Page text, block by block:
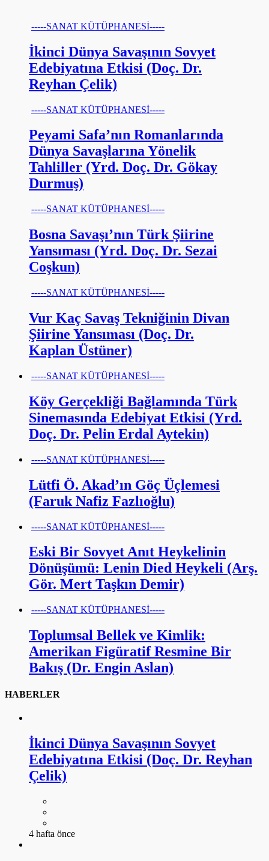
-----SANAT KÜTÜPHANESİ-----
İkinci Dünya Savaşının Sovyet
Edebiyatına Etkisi (Doç. Dr.
Reyhan Çelik)
-----SANAT KÜTÜPHANESİ-----
Peyami Safa’nın Romanlarında
Dünya Savaşlarına Yönelik
Tahliller (Yrd. Doç. Dr. Gökay
Durmuş)
-----SANAT KÜTÜPHANESİ-----
Bosna Savaşı’nın Türk Şiirine
Yansıması (Yrd. Doç. Dr. Sezai
Coşkun)
-----SANAT KÜTÜPHANESİ-----
Vur Kaç Savaş Tekniğinin Divan
Şiirine Yansıması (Doç. Dr.
Kaplan Üstüner)
-----SANAT KÜTÜPHANESİ-----
Köy Gerçekliği Bağlamında Türk
Sinemasında Edebiyat Etkisi (Yrd.
Doç. Dr. Pelin Erdal Aytekin)
-----SANAT KÜTÜPHANESİ-----
Lütfi Ö. Akad’ın Göç Üçlemesi
(Faruk Nafiz Fazlıoğlu)
-----SANAT KÜTÜPHANESİ-----
Eski Bir Sovyet Anıt Heykelinin
Dönüşümü: Lenin Died Heykeli (Arş.
Gör. Mert Taşkın Demir)
-----SANAT KÜTÜPHANESİ-----
Toplumsal Bellek ve Kimlik:
Amerikan Figüratif Resmine Bir
Bakış (Dr. Engin Aslan)
HABERLER
İkinci Dünya Savaşının Sovyet
Edebiyatına Etkisi (Doç. Dr. Reyhan
Çelik)
4 hafta önce